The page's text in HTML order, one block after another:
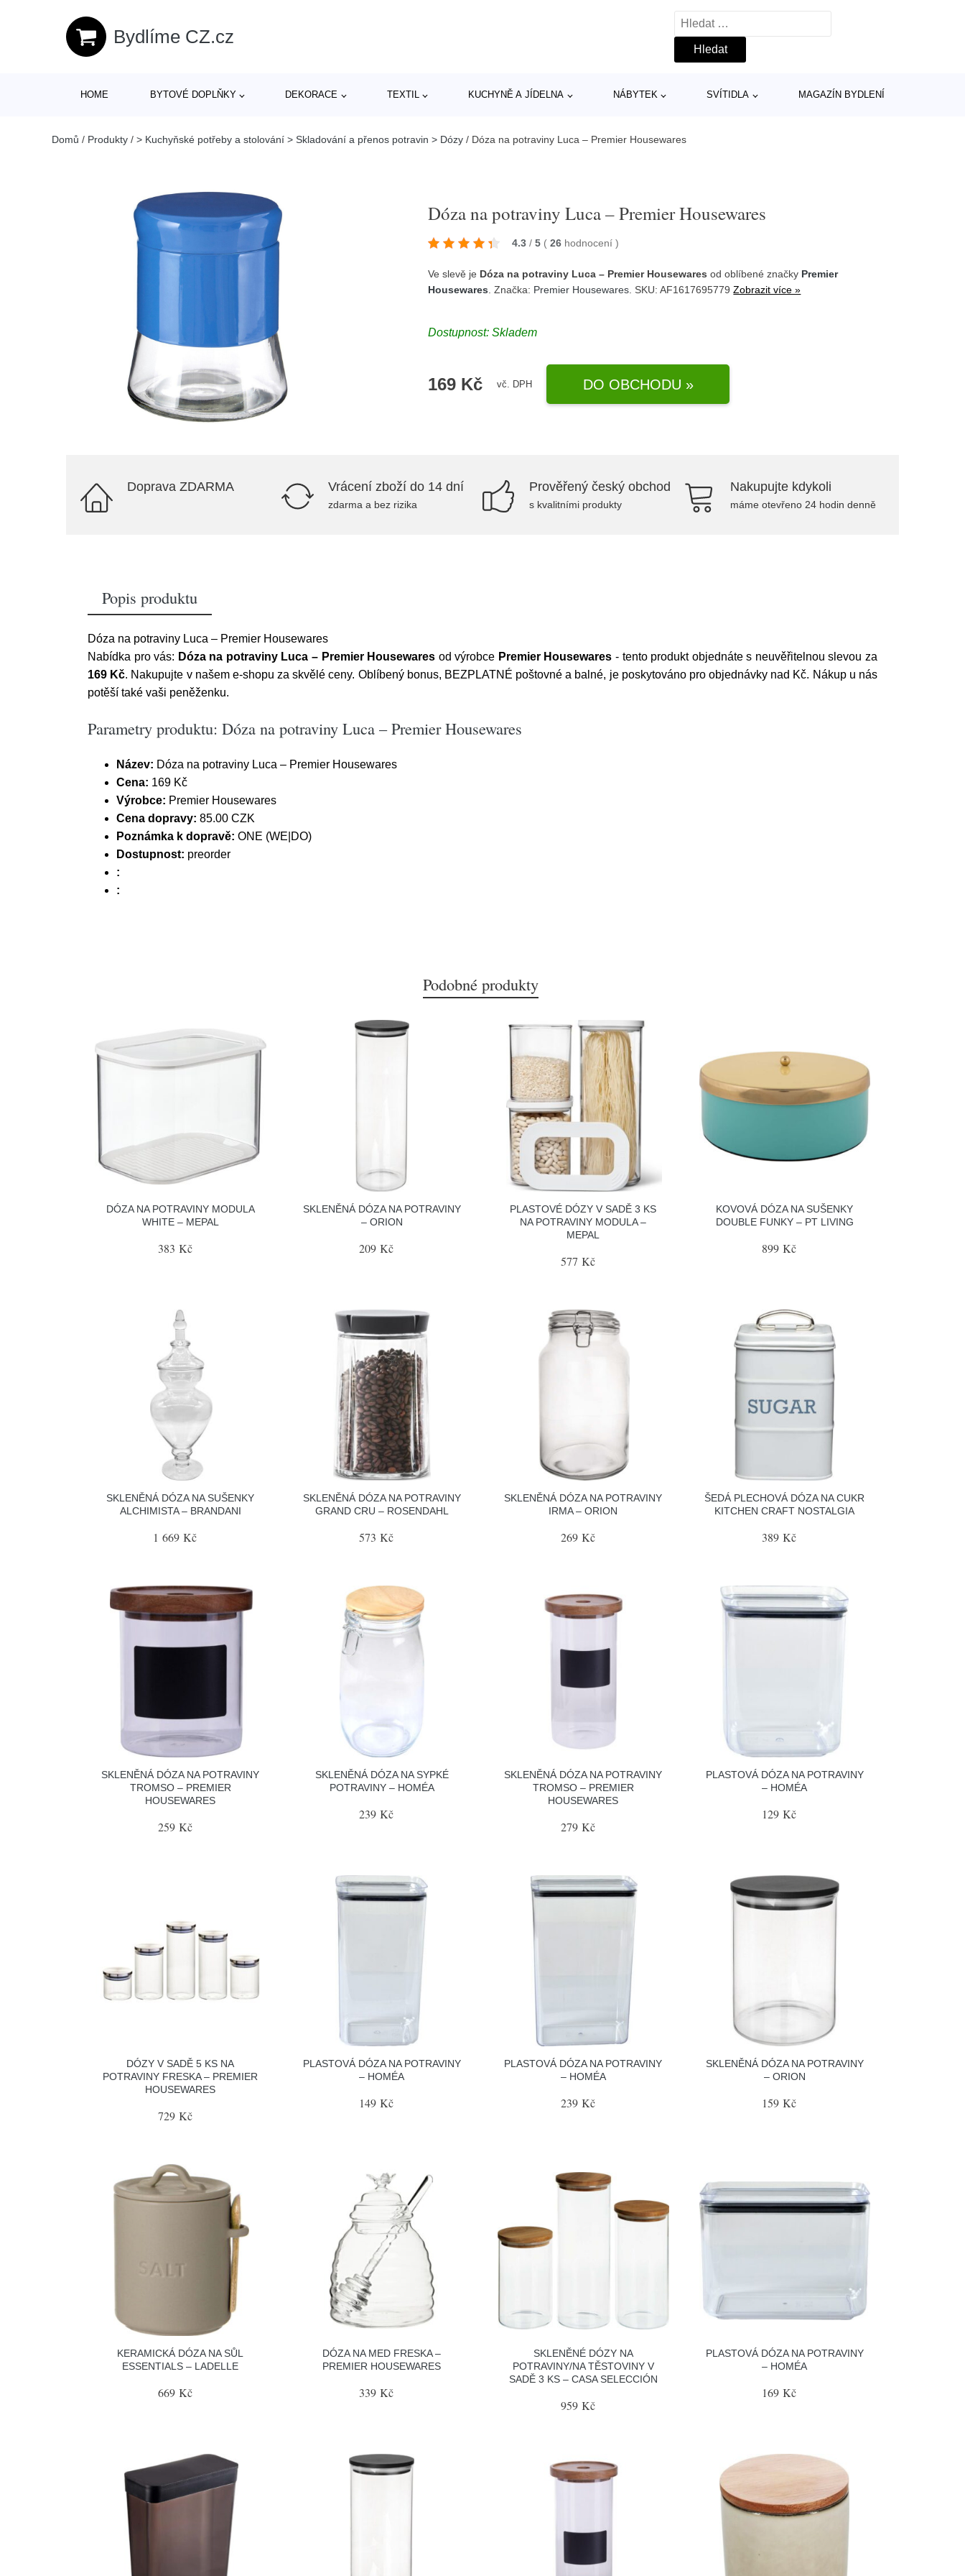
Bydlíme CZ.cz
Vyhledávání
HOME BYTOVÉ DOPLŇKY DEKORACE TEXTIL KUCHYNĚ A JÍDELNA NÁBYTEK SVÍTIDLA MAGAZÍN BYDLENÍ
Domů / Produkty / > Kuchyňské potřeby a stolování > Skladování a přenos potravin > Dózy / Dóza na potraviny Luca – Premier Housewares
Dóza na potraviny Luca – Premier Housewares
4.3 / 5 ( 26 hodnocení)
Ve slevě je Dóza na potraviny Luca – Premier Housewares od oblíbené značky Premier
Housewares . Značka: Premier Housewares . SKU: AF1617695779Zobrazit více »
Dostupnost:Skladem
169 Kč vč. DPH DO OBCHODU »
Doprava ZDARMA Vrácení zboží do 14 dní
zdarma a bez rizika
Prověřený český obchod
s kvalitními produkty
Nakupujte kdykoli
máme otevřeno 24 hodin denně
Popis produktu
Dóza na potraviny Luca – Premier Housewares
Nabídka pro vás: Dóza na potraviny Luca – Premier Housewares od výrobce Premier Housewares - tento produkt objednáte s neuvěřitelnou slevou za
169 Kč. Nakupujte v našem e-shopu za skvělé ceny. Oblíbený bonus, BEZPLATNÉ poštovné a balné, je poskytováno pro objednávky nad Kč. Nákup u nás
potěší také vaši peněženku.
Parametry produktu: Dóza na potraviny Luca – Premier Housewares
Název: Dóza na potraviny Luca – Premier Housewares
Cena: 169 Kč
Výrobce: Premier Housewares
Cena dopravy: 85.00 CZK
Poznámka k dopravě: ONE (WE|DO)
Dostupnost: preorder
:
:
Podobné produkty
DÓZA NA POTRAVINY MODULA
WHITE – MEPAL
383 Kč
SKLENĚNÁ DÓZA NA POTRAVINY
– ORION
209 Kč
PLASTOVÉ DÓZY V SADĚ 3 KS
NA POTRAVINY MODULA –
MEPAL
577 Kč
KOVOVÁ DÓZA NA SUŠENKY
DOUBLE FUNKY – PT LIVING
899 Kč
SKLENĚNÁ DÓZA NA SUŠENKY
ALCHIMISTA – BRANDANI
1 669 Kč
SKLENĚNÁ DÓZA NA POTRAVINY
GRAND CRU – ROSENDAHL
573 Kč
SKLENĚNÁ DÓZA NA POTRAVINY
IRMA – ORION
269 Kč
ŠEDÁ PLECHOVÁ DÓZA NA CUKR
KITCHEN CRAFT NOSTALGIA
389 Kč
SKLENĚNÁ DÓZA NA POTRAVINY
TROMSO – PREMIER
HOUSEWARES
259 Kč
SKLENĚNÁ DÓZA NA SYPKÉ
POTRAVINY – HOMÉA
239 Kč
SKLENĚNÁ DÓZA NA POTRAVINY
TROMSO – PREMIER
HOUSEWARES
279 Kč
PLASTOVÁ DÓZA NA POTRAVINY
– HOMÉA
129 Kč
DÓZY V SADĚ 5 KS NA
POTRAVINY FRESKA – PREMIER
HOUSEWARES
729 Kč
PLASTOVÁ DÓZA NA POTRAVINY
– HOMÉA
149 Kč
PLASTOVÁ DÓZA NA POTRAVINY
– HOMÉA
239 Kč
SKLENĚNÁ DÓZA NA POTRAVINY
– ORION
159 Kč
KERAMICKÁ DÓZA NA SŮL
ESSENTIALS – LADELLE
669 Kč
DÓZA NA MED FRESKA –
PREMIER HOUSEWARES
339 Kč
SKLENĚNÉ DÓZY NA
POTRAVINY/NA TĚSTOVINY V
SADĚ 3 KS – CASA SELECCIÓN
959 Kč
PLASTOVÁ DÓZA NA POTRAVINY
– HOMÉA
169 Kč